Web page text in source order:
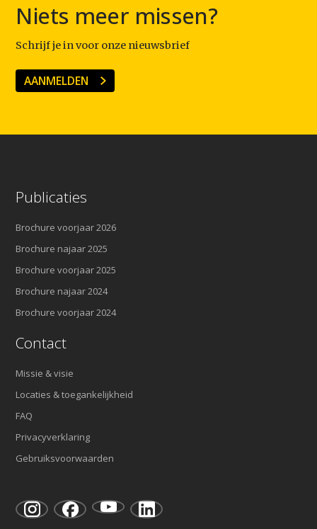
Niets meer missen?
Schrijf je in voor onze nieuwsbrief
AANMELDEN
Publicaties
Brochure voorjaar 2026
Brochure najaar 2025
Brochure voorjaar 2025
Brochure najaar 2024
Brochure voorjaar 2024
Contact
Missie & visie
Locaties & toegankelijkheid
FAQ
Privacyverklaring
Gebruiksvoorwaarden